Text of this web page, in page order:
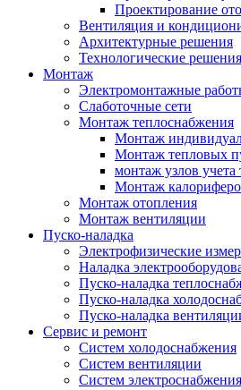
Проектирование
Вентиляция и
Архитектурные решения
Технологические решения
Монтаж
Электромонтажные
Слаботочные сети
Монтаж теплоснабжения
Монтаж
Монтаж тепловых
монтаж узлов учета
Монтаж
Монтаж отопления
Монтаж вентиляции
Пуско-наладка
Электрофизические
Наладка
Пуско-наладка
Пуско-наладка
Пуско-наладка
Сервис и ремонт
Систем холодоснабжения
Систем вентиляции
Систем электроснабжения